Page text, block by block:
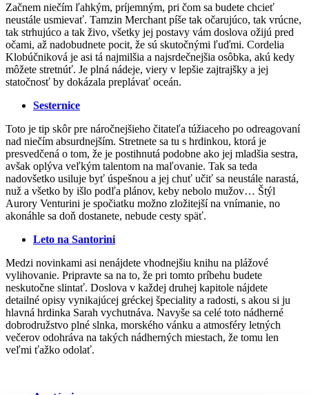
Začnem niečím ľahkým, príjemným, pri čom sa budete chcieť
neustále usmievať. Tamzin Merchant píše tak očarujúco, tak vrúcne,
tak strhujúco a tak živo, všetky jej postavy vám doslova ožijú pred
očami, až nadobudnete pocit, že sú skutočnými ľuďmi. Cordelia
Klobúčniková je asi tá najmilšia a najsrdečnejšia osôbka, akú kedy
môžete stretnúť. Je plná nádeje, viery v lepšie zajtrajšky a jej
statočnosť by dokázala preplávať oceán.
Sesternice
Toto je tip skôr pre náročnejšieho čitateľa túžiaceho po odreagovaní
nad niečím absurdnejším. Stretnete sa tu s hrdinkou, ktorá je
presvedčená o tom, že je postihnutá podobne ako jej mladšia sestra,
avšak oplýva veľkým talentom na maľovanie. Tak sa teda
nadovšetko usiluje byť úspešnou a jej chuť učiť sa neustále narastá,
nuž a všetko by išlo podľa plánov, keby nebolo mužov… Štýl
Aurory Venturini je spočiatku možno zložitejší na vnímanie, no
akonáhle sa doň dostanete, nebude cesty späť.
Leto na Santorini
Medzi novinkami asi nenájdete vhodnejšiu knihu na plážové
vylihovanie. Pripravte sa na to, že pri tomto príbehu budete
neskutočne slintať. Doslova v každej druhej kapitole nájdete
detailné opisy vynikajúcej gréckej špeciality a radosti, s akou si ju
hlavná hrdinka Sarah vychutnáva. Navyše sa celé toto nádherné
dobrodružstvo plné slnka, morského vánku a atmosféry letných
večerov odohráva na takých nádherných miestach, že tomu len
veľmi ťažko odolať.